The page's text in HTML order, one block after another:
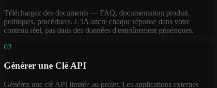
Téléchargez des documents — FAQ, documentation produit,
politiques, procédures. L'IA ancre chaque réponse dans votre
contenu réel, pas dans des données d'entraînement génériques.
03
Générer une Clé API
Générez une clé API limitée au projet. Les applications externes